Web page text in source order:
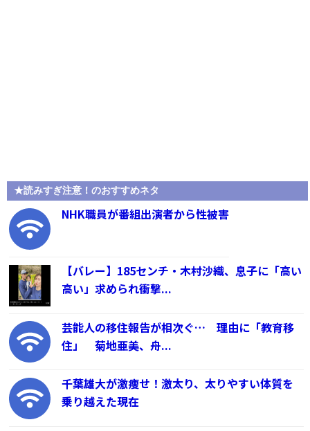
★読みすぎ注意！のおすすめネタ
NHK職員が番組出演者から性被害
【バレー】185センチ・木村沙織、息子に「高い
高い」求められ衝撃...
芸能人の移住報告が相次ぐ… 理由に「教育移
住」 菊地亜美、舟...
千葉雄大が激痩せ！激太り、太りやすい体質を
乗り越えた現在